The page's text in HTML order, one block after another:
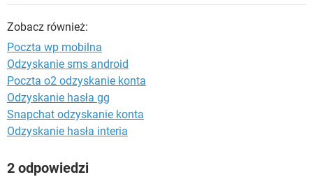
Zobacz również:
Poczta wp mobilna
Odzyskanie sms android
Poczta o2 odzyskanie konta
Odzyskanie hasła gg
Snapchat odzyskanie konta
Odzyskanie hasła interia
2 odpowiedzi